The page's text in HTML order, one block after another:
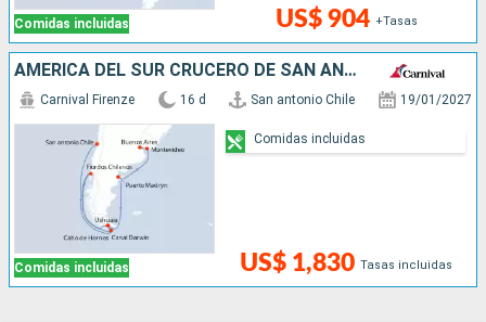
Comidas incluidas US$ 904 +Tasas
AMÉRICA DEL SUR CRUCERO DE SAN ANTONIO A BUENOS AIRES
Comidas incluidas
Carnival Firenze 16 d San antonio Chile 19/01/2027
US$ 1,830 Tasas incluidas
Comidas incluidas